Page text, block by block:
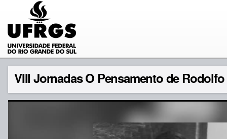
VIII Jornadas O Pensamento de